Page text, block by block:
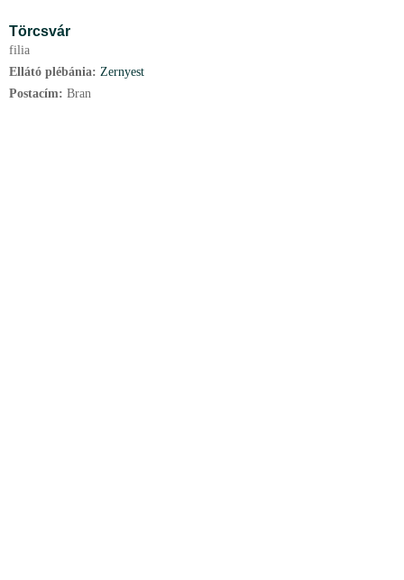
Törcsvár
filia
Ellátó plébánia: Zernyest
Postacím: Bran